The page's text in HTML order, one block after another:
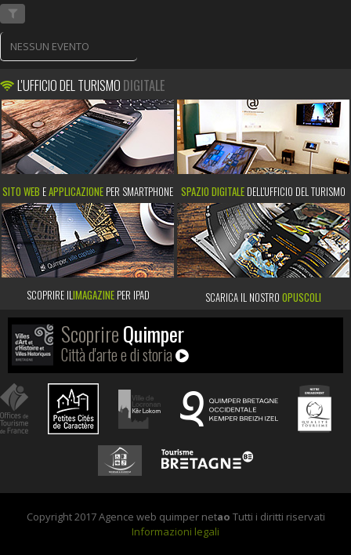
NESSUN EVENTO
L'UFFICIO DEL TURISMO DIGITALE
SITO WEB EAPPLICAZIONE PER SMARTPHONE SPAZIO DIGITALE DELL'UFFICIO DEL TURISMO
SCOPRIRE ILIMAGAZINEPER IPAD SCARICA IL NOSTRO OPUSCOLI
ScoprireQuimper
Città d'arte e di storia
Copyright 2017 Agence web quimper netao Tutti i diritti riservati
Informazioni legali